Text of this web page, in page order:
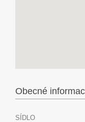
Obecné
SÍDLO